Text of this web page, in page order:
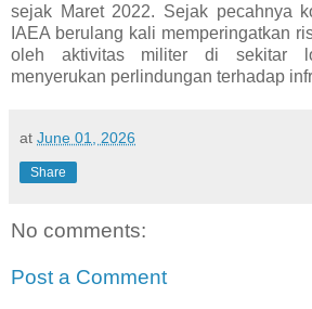
sejak Maret 2022. Sejak pecahnya
IAEA berulang kali memperingatkan
oleh aktivitas militer di sekitar
menyerukan perlindungan terhadap
at June 01, 2026
Share
No comments:
Post a Comment